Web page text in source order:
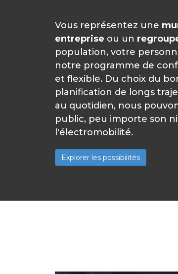
Vous représentez une
entreprise ou un
population, votre
notre programme de
et flexible. Du choix du
planification de longs
au quotidien, nous
public, peu importe son
l'électromobilité.
Explorer les possibilités